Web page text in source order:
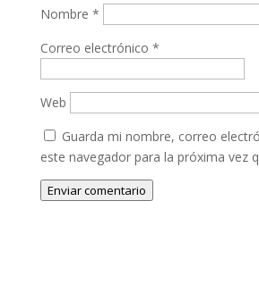
Nombre *
Correo electrónico *
Web
Guarda mi nombre, correo
este navegador para la próxima vez
Enviar comentario